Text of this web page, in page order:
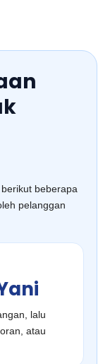
beberapa
pelanggan
lalu
atau